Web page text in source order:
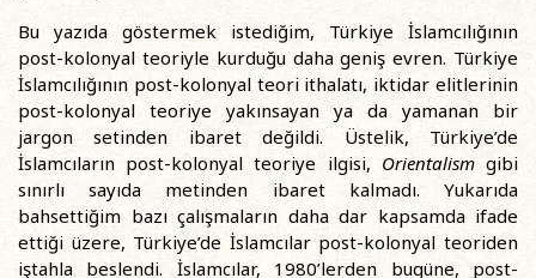
Bu yazıda göstermek istediğim, Türkiye İslamcılığının
post-kolonyal teoriyle kurduğu daha geniş evren. Türkiye
İslamcılığının post-kolonyal teori ithalatı, iktidar elitlerinin
post-kolonyal teoriye yakınsayan ya da yamanan bir
jargon setinden ibaret değildi. Üstelik, Türkiye’de
İslamcıların post-kolonyal teoriye ilgisi, Orientalismgibi
sınırlı sayıda metinden ibaret kalmadı. Yukarıda
bahsettiğim bazı çalışmaların daha dar kapsamda ifade
ettiği üzere, Türkiye’de İslamcılar post-kolonyal teoriden
iştahla beslendi. İslamcılar, 1980’lerden bugüne, post-